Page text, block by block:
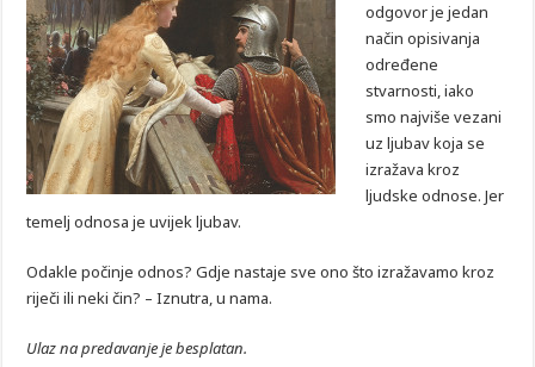
odgovor je jedan
način opisivanja
određene
stvarnosti, iako
smo najviše vezani
uz ljubav koja se
izražava kroz
ljudske odnose. Jer
temelj odnosa je uvijek ljubav.
Odakle počinje odnos? Gdje nastaje sve ono što izražavamo kroz
riječi ili neki čin? – Iznutra, u nama.
Ulaz na predavanje je besplatan.